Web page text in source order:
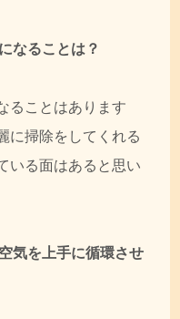
なることは？
ることはあります
に掃除をしてくれる
いる面はあると思い
気を上手に循環させ